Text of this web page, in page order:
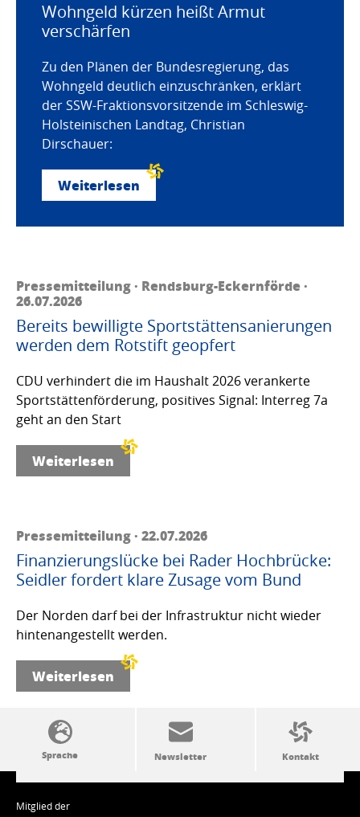
Wohngeld kürzen heißt Armut
verschärfen
Zu den Plänen der Bundesregierung, das
Wohngeld deutlich einzuschränken, erklärt
der SSW-Fraktionsvorsitzende im Schleswig-
Holsteinischen Landtag, Christian
Dirschauer:
Weiterlesen
Pressemitteilung · Rendsburg-Eckernförde ·
26.07.2026
Bereits bewilligte Sportstättensanierungen
werden dem Rotstift geopfert
CDU verhindert die im Haushalt 2026 verankerte
Sportstättenförderung, positives Signal: Interreg 7a
geht an den Start
Weiterlesen
Pressemitteilung · 22.07.2026
Finanzierungslücke bei Rader Hochbrücke:
Seidler fordert klare Zusage vom Bund
Der Norden darf bei der Infrastruktur nicht wieder
hintenangestellt werden.
Weiterlesen
SSW-Politik von A bis Z
Mitglied der